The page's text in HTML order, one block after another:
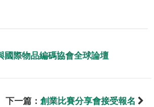
國際物品編碼協會全球論壇
下一篇： 創業比賽分享會接受報名